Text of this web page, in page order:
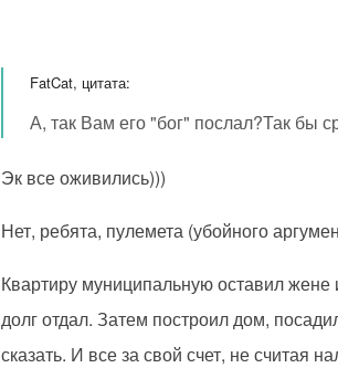
FatCat, цитата:
А, так Вам его "бог" послал?Так бы
Эк все оживились)))
Нет, ребята, пулемета (убойного
Квартиру муниципальную оставил жене
долг отдал. Затем построил дом,
сказать. И все за свой счет, не считая